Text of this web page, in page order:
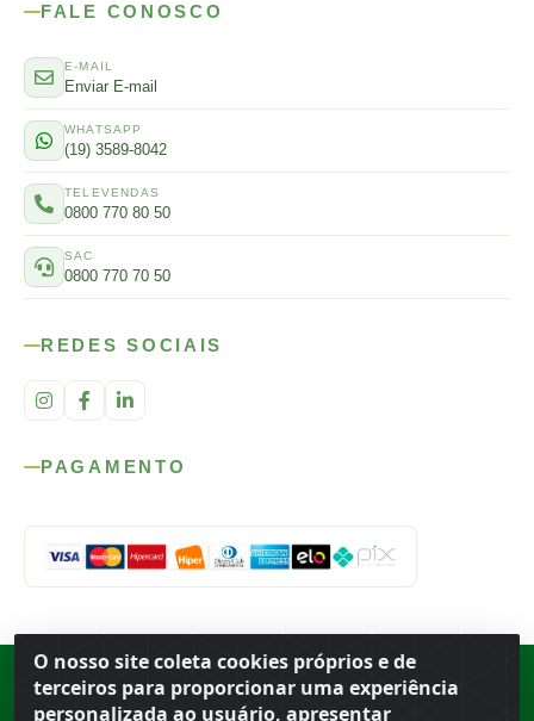
O nosso site coleta cookies próprios e de
terceiros para proporcionar uma experiência
personalizada ao usuário, apresentar
FALE CONOSCO
E-MAIL
Enviar E-mail
WHATSAPP
(19) 3589-8042
TELEVENDAS
0800 770 80 50
SAC
0800 770 70 50
REDES SOCIAIS
PAGAMENTO
Rod. SP-215, s/n, km 98 — Área Rural Porto Ferreira ·BR
· CEP
· CNPJ 56.679.863/0001-91